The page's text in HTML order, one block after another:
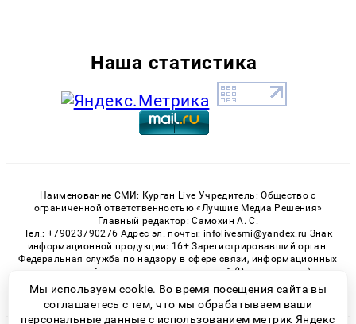
Наша статистика
Наименование СМИ: Курган Live Учредитель: Общество с
ограниченной ответственностью «Лучшие Медиа Решения»
Главный редактор: Самохин А. С.
Тел.: +79023790276 Адрес эл. почты: infolivesmi@yandex.ru Знак
информационной продукции: 16+ Зарегистрировавший орган:
Федеральная служба по надзору в сфере связи, информационных
технологий и массовых коммуникаций (Роскомнадзор)
Регистрационный номер СМИ ЭЛ № ФС 77 - 82535 от 21.01.2022
Мы используем cookie. Во время посещения сайта вы
соглашаетесь с тем, что мы обрабатываем ваши
персональные данные с использованием метрик Яндекс